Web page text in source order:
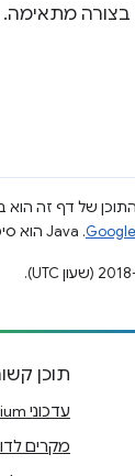
בצורה מתאימה.
של דף זה הוא
.‏ Java הוא סימן מסחרי רשום של חברת Oracle ו/או של השותפים העצמאיים שלה.
תוכן
עדכוני Chromium
מקרים